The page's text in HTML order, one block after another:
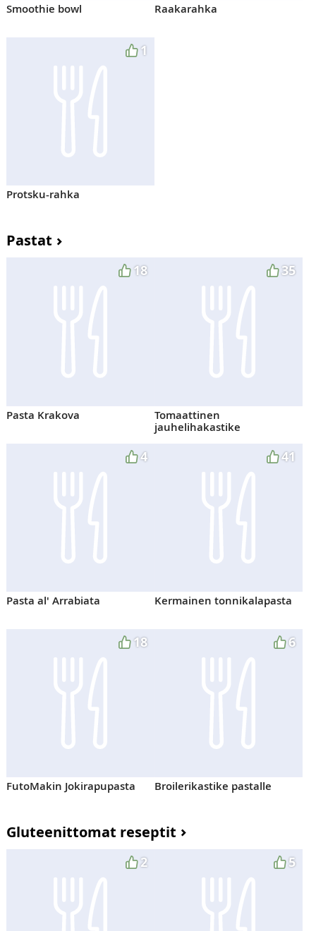
Smoothie bowl Raakarahka
1
Protsku-rahka
Pastat
18
Pasta Krakova
35
Tomaattinen
jauhelihakastike
4
Pasta al' Arrabiata
41
Kermainen tonnikalapasta
18
FutoMakin Jokirapupasta
6
Broilerikastike pastalle
Gluteenittomat reseptit
2 5